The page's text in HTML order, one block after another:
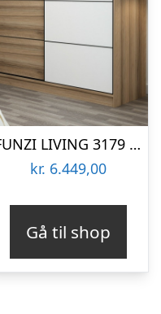
FUNZI LIVING 3179 garderobeskab, 2 skydelåger, 2 bøjlestænger, 2 skuffer – natur/hvid melamin
kr. 6.449,00
Gå til shop